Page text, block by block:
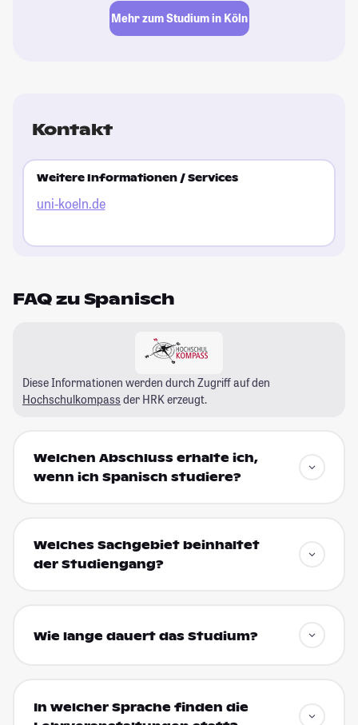
Mehr zum Studium in Köln
Kontakt
Weitere Informationen / Services
uni-koeln.de
FAQ zu Spanisch
Diese Informationen werden durch Zugriff auf den
Hochschulkompass der HRK erzeugt.
Welchen Abschluss erhalte ich,
wenn ich Spanisch studiere?
Welches Sachgebiet beinhaltet
der Studiengang?
Wie lange dauert das Studium?
In welcher Sprache finden die